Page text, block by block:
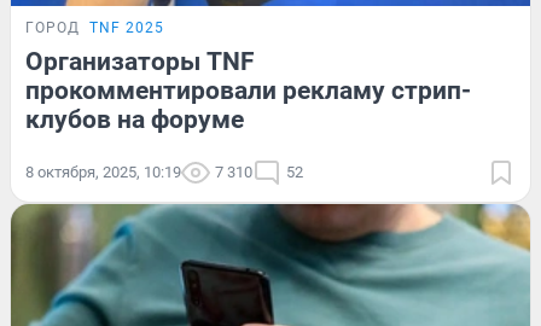
ГОРОД TNF 2025
Организаторы TNF
прокомментировали рекламу стрип-
клубов на форуме
8 октября, 2025, 10:19 7 310 52